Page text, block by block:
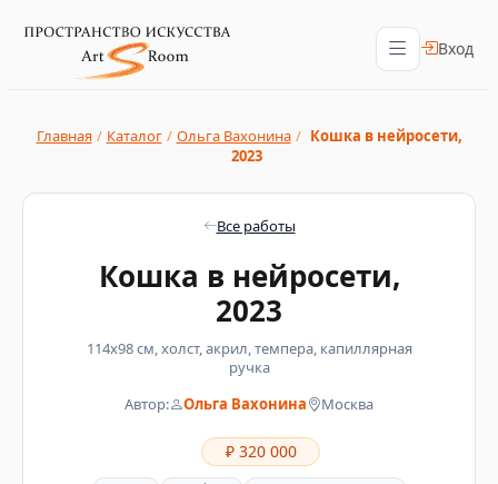
Вход
Главная / Каталог / Ольга Вахонина / Кошка в нейросети,
2023
Все работы
Кошка в нейросети,
2023
114х98 см, холст, акрил, темпера, капиллярная
ручка
Автор: Ольга Вахонина Москва
₽ 320 000